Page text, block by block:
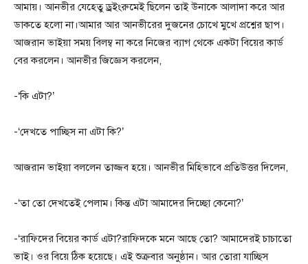
আমায়। আনভীর যেহেতু ড্রইংরুমেই ছিলেন তাই উনাকে আলাদা করে আর
ডাকতে হলো না।আমার আর আনভীরের দুজনের চোখে মুখে প্রশ্নের ছাপ।
আজরান ভাইয়া সময় বিলম্ব না করে নিজের ব্যাগ থেকে একটা বিয়ের কার্ড
বের করলেন। আনভীর জিজ্ঞেস করলেন,
-‘কি এটা?’
-‘দেখতে পাচ্ছিস না এটা কি?’
আজরান ভাইয়া বললেন তাজ্জব হয়ে। আনভীর মিহিভাবে প্রতিউত্তর দিলেন,
-‘তা তো দেখতেই পেলাম। কিন্ত এটা আমাদের দিচ্ছো কেনো?’
-‘রাফিদের বিয়ের কার্ড এটা?রাফিদকে মনে আছে তো? আমাদেরই চাচাতো
ভাই। ওর বিয়ে ঠিক হয়েছে। এই শুক্রবার অনুষ্ঠান। আর তোরা যাচ্ছিস